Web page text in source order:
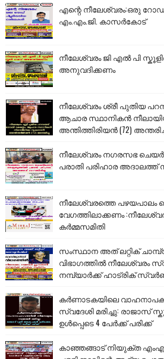
എന്റെ നീലേശ്വരം:ഒരു
എം.എം.ജി. കാസർകോട്
നീലേശ്വരം ജി എൽ പി
അനുവദിക്കണം
നീലേശ്വരം ശ്രീ പുതിയ
ആചാര സ്ഥാനികൻ
അന്തിത്തിരിയൻ (72)
നീലേശ്വരം നഗരസഭ
പരാതി പരിഹാര അദാലത്ത്
നീലേശ്വരത്തെ പഴയപാലം
വേഗത്തിലാക്കണം
കർമ്മസമിതി
സംസ്ഥാന അത് ലറ്റിക്
വിഭാഗത്തിൽ നീലേശ്വരം
നമ്പ്യാർക്ക് ഹാട്രിക്
കർണാടകയിലെ
സ്വദേശി മരിച്ചു:
ഉൾപ്പെടെ 4 പേർക്ക് പരിക്ക്
കാഞ്ഞങ്ങാട് നിയുക്ത